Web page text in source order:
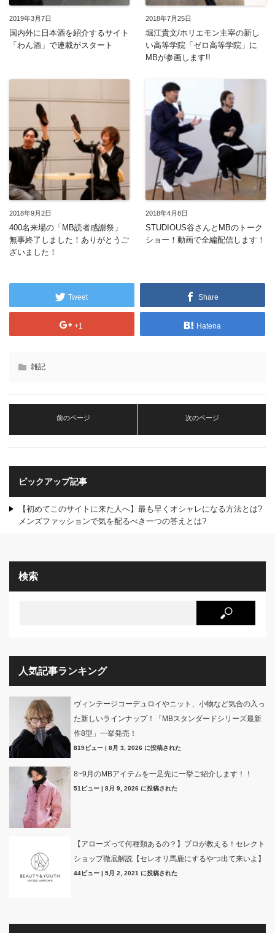
2019年3月7日
国内外に日本酒を紹介するサイト
「わん酒」で連載がスタート
2018年7月25日
堀江貴文/ホリエモン主宰の新し
い高等学院「ゼロ高等学院」に
MBが参画します!!
2018年9月2日
400名来場の「MB読者感謝祭」
無事終了しました！ありがとうご
ざいました！
2018年4月8日
STUDIOUS谷さんとMBのトーク
ショー！動画で全編配信します！
Tweet Share
+1 Hatena
雑記
前のページ 次のページ
ピックアップ記事
【初めてこのサイトに来た人へ】最も早くオシャレになる方法とは?
メンズファッションで気を配るべき一つの答えとは?
検索
人気記事ランキング
ヴィンテージコーデュロイやニット、小物など気合の入っ
た新しいラインナップ！「MBスタンダードシリーズ最新
作8型」一挙発売！
819ビュー | 8月 3, 2026 に投稿された
8~9月のMBアイテムを一足先に一挙ご紹介します！！
51ビュー | 8月 9, 2026 に投稿された
【アローズって何種類あるの？】プロが教える！セレクト
ショップ徹底解説【セレオリ馬鹿にするやつ出て来いよ】
44ビュー | 5月 2, 2021 に投稿された